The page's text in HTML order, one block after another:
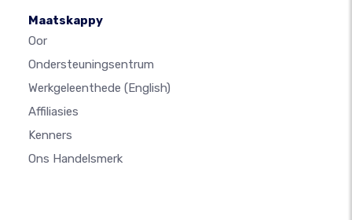
Maatskappy
Oor
Ondersteuningsentrum
Werkgeleenthede (English)
Affiliasies
Kenners
Ons Handelsmerk